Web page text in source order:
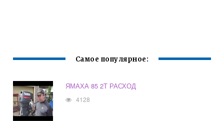
Самое популярное:
ЯМАХА 85 2Т РАСХОД
4128